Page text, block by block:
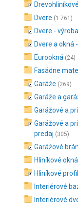
Dvere (1 761)
Dvere - výroba
Dvere a okná
Eurookná (24)
Fasádne
Garáže (269)
Garáže a
Garážové a
Garážové a
predaj (305)
Garážové
Hliníkové okná
Hliníkové
Interiérové
Interiérové